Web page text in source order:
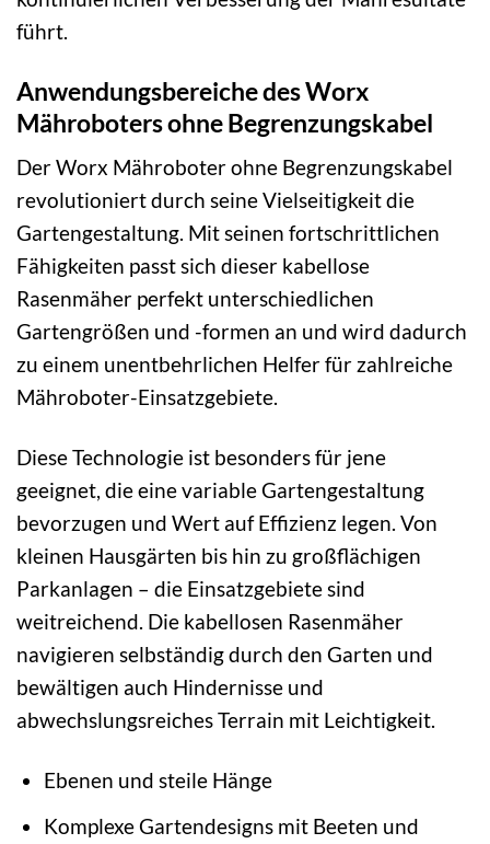
führt.
Anwendungsbereiche des Worx
Mähroboters ohne Begrenzungskabel
Der Worx Mähroboter ohne Begrenzungskabel
revolutioniert durch seine Vielseitigkeit die
Gartengestaltung. Mit seinen fortschrittlichen
Fähigkeiten passt sich dieser kabellose
Rasenmäher perfekt unterschiedlichen
Gartengrößen und -formen an und wird dadurch
zu einem unentbehrlichen Helfer für zahlreiche
Mähroboter-Einsatzgebiete.
Diese Technologie ist besonders für jene
geeignet, die eine variable Gartengestaltung
bevorzugen und Wert auf Effizienz legen. Von
kleinen Hausgärten bis hin zu großflächigen
Parkanlagen – die Einsatzgebiete sind
weitreichend. Die kabellosen Rasenmäher
navigieren selbständig durch den Garten und
bewältigen auch Hindernisse und
abwechslungsreiches Terrain mit Leichtigkeit.
Ebenen und steile Hänge
Komplexe Gartendesigns mit Beeten und